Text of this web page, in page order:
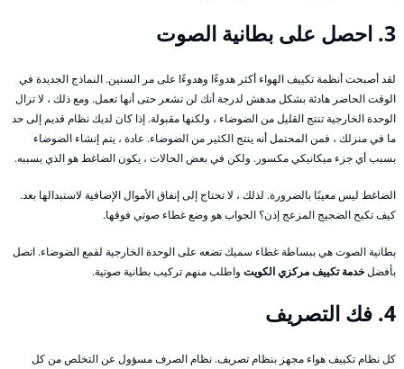
3. احصل على بطانية الصوت
لقد أصبحت أنظمة تكييف الهواء أكثر هدوءًا وهدوءًا على مر السنين. النماذج الجديدة في
الوقت الحاضر هادئة بشكل مدهش لدرجة أنك لن تشعر حتى أنها تعمل. ومع ذلك ، لا تزال
الوحدة الخارجية تنتج القليل من الضوضاء ، ولكنها مقبولة. إذا كان لديك نظام قديم إلى حد
ما في منزلك ، فمن المحتمل أنه ينتج الكثير من الضوضاء. عادة ، يتم إنشاء الضوضاء
بسبب أي جزء ميكانيكي مكسور. ولكن في بعض الحالات ، يكون الضاغط هو الذي يسببه.
الضاغط ليس معيبًا بالضرورة. لذلك ، لا تحتاج إلى إنفاق الأموال الإضافية لاستبدالها بعد.
كيف تكبح الضجيج المزعج إذن؟ الجواب هو وضع غطاء صوتي فوقها.
بطانية الصوت هي ببساطة غطاء سميك تضعه على الوحدة الخارجية لقمع الضوضاء. اتصل
بأفضلخدمة تكييف مركزي الكويت واطلب منهم تركيب بطانية صوتية.
4. فك التصريف
كل نظام تكييف هواء مجهز بنظام تصريف. نظام الصرف مسؤول عن التخلص من كل